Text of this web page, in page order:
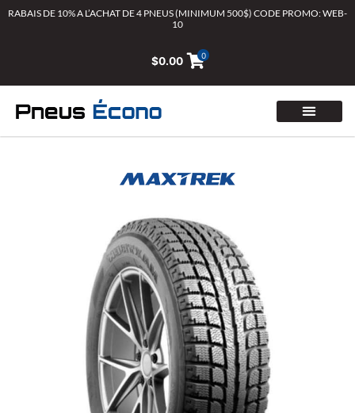
AllerRABAIS DE 10% A L’ACHAT DE 4 PNEUS (MINIMUM 500$) CODE PROMO: WEB-
10
$0.00 0